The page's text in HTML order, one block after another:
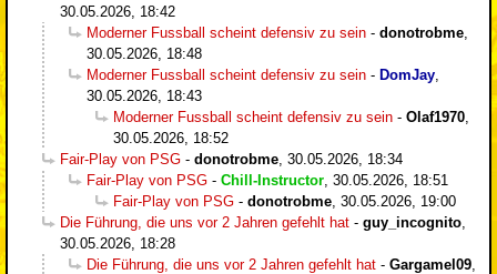
30.05.2026, 18:42
Moderner Fussball scheint defensiv zu sein - donotrobme
30.05.2026, 18:48
Moderner Fussball scheint defensiv zu sein - DomJay
30.05.2026, 18:43
Moderner Fussball scheint defensiv zu sein - Olaf1970
30.05.2026, 18:52
Fair-Play von PSG - donotrobme 30.05.2026, 18:34
Fair-Play von PSG - Chill-Instructor 30.05.2026, 18:51
Fair-Play von PSG - donotrobme 30.05.2026, 19:00
Die Führung, die uns vor 2 Jahren gefehlt hat - guy_incognito
30.05.2026, 18:28
Die Führung, die uns vor 2 Jahren gefehlt hat - Gargamel09